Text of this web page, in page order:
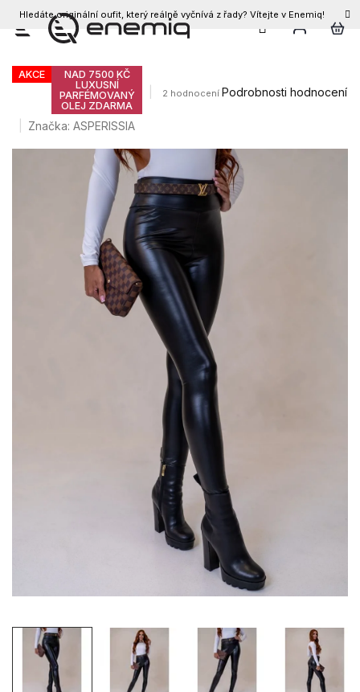
Přejít
Hledáte originální oufit, který reálně vyčnívá z řady? Vítejte v Enemiq!
CZK
Dámské legíny DEISY
AKCE
NAD 7500 KČ
LUXUSNÍ
PARFÉMOVANÝ
OLEJ ZDARMA
Průměrné
4,5
5
hvězdiček.
2 hodnocení Podrobnosti hodnocení
Značka:ASPERISSIA